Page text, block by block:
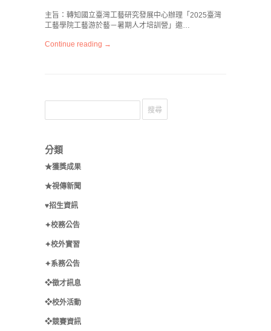
主旨：轉知國立臺灣工藝研究發展中心辦理「2025臺灣
工藝學院工藝游於藝－暑期人才培訓營」邀…
Continue reading →
分類
★獲獎成果
★視傳新聞
♥招生資訊
✦校務公告
✦校外實習
✦系務公告
❖徵才訊息
❖校外活動
❖競賽資訊